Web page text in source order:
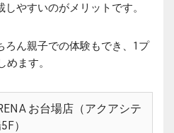
やすいのがメリットです。
ろん親子での体験もでき、1プ
ます。
お台場店（アクアシテ
）